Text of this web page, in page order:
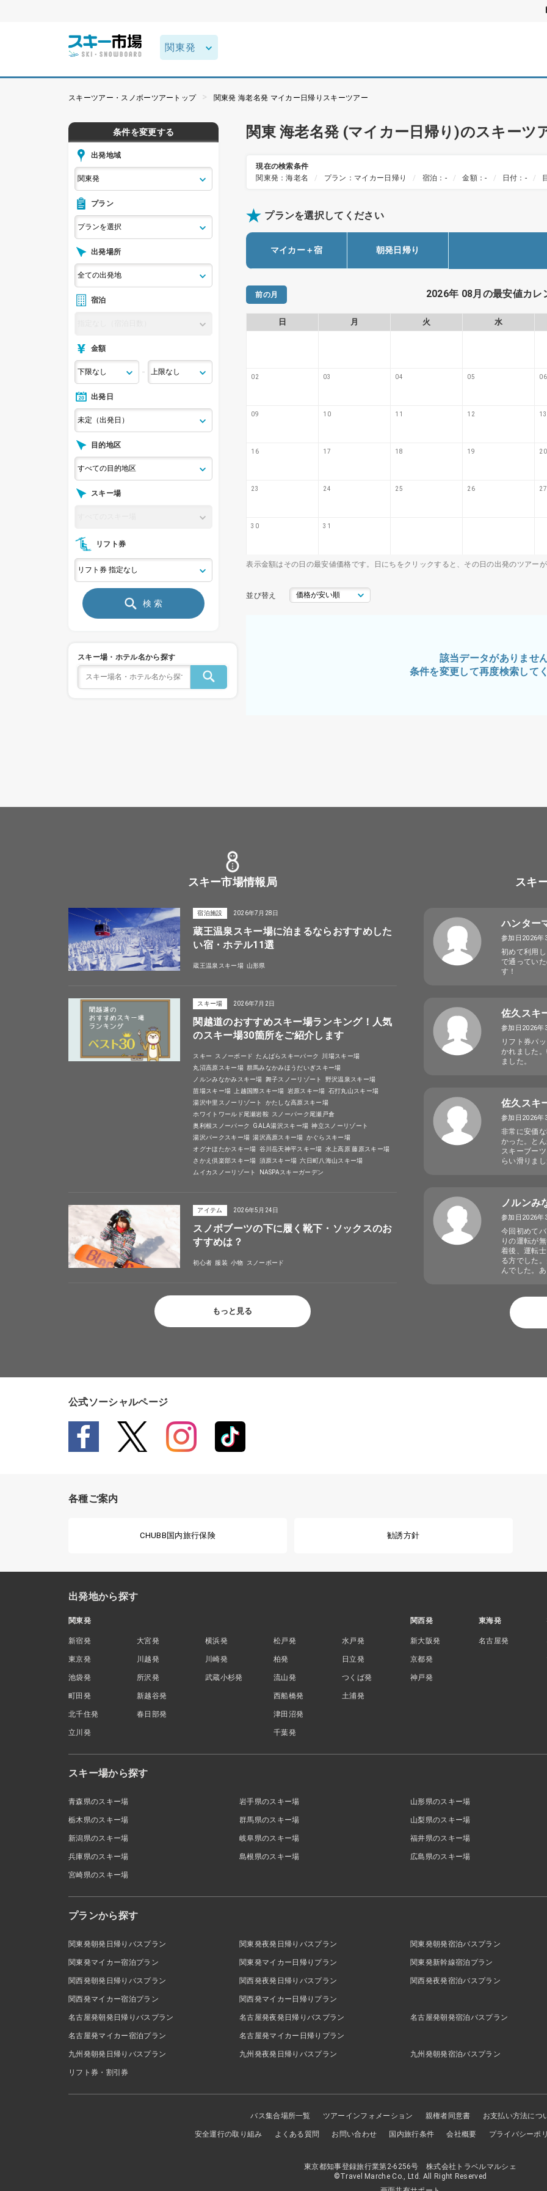
スキーツアー・スノボーツアートップ 関東発 海老名発 マイカー日帰りスキーツアー
条件を変更する
出発地域
プラン
出発場所
宿泊
金額
-
出発日
目的地区
スキー場
リフト券
検 索
スキー場・ホテル名から探す
関東 海老名発 (マイカー日帰り)のスキーツ
現在の検索条件
関東発：海老名
プラン：マイカー日帰り 宿泊：- 金額：- 日付：-
プランを選択してください
マイカー＋宿 朝発日帰り
前の月 2026年 08月の最安値カレ
日 月 火 水
02 03 04 05 06
09 10 11 12 13
16 17 18 19 20
23 24 25 26 27
30 31
表示金額はその日の最安値価格です。日にちをクリックすると、その日の出発のツアーが
並び替え
該当データがありません
条件を変更して再度検索して
スキー市場情報局
宿泊施設 2026年7月28日
蔵王温泉スキー場に泊まるならおすすめした
い宿・ホテル11選
蔵王温泉スキー場 山形県
スキー場 2026年7月2日
関越道のおすすめスキー場ランキング！人気
のスキー場30箇所をご紹介します
スキー スノーボード たんばらスキーパーク
川場スキー場
丸沼高原スキー場 群馬みなかみほうだいぎスキー場
ノルンみなかみスキー場 舞子スノーリゾート
野沢温泉スキー場
苗場スキー場
上越国際スキー場 岩原スキー場 石打丸山スキー場
湯沢中里スノーリゾート
かたしな高原スキー場
ホワイトワールド尾瀬岩鞍 スノーパーク尾瀬戸倉
奥利根スノーパーク
GALA湯沢スキー場 神立スノーリゾート
湯沢パークスキー場 湯沢高原スキー場 かぐらスキー場
オグナほたかスキー場 谷川岳天神平スキー場 水上高原 藤原スキー場
さかえ倶楽部スキー場 須原スキー場 六日町八海山スキー場
ムイカスノーリゾート
NASPAスキーガーデン
アイテム 2026年5月24日
スノボブーツの下に履く靴下・ソックスのお
すすめは？
初心者 服装 小物 スノーボード
もっと見る
スキ
ハンター
参加日2026年
初めて利用
で通ってい
す！
佐久スキ
参加日2026年
リフト券パ
かれました
ました。
佐久スキ
参加日2026年
非常に安価
かった。と
スキーブー
らい滑りま
ノルンみ
参加日2026年
今回初めて
りの運転が
着後、運転
る方でした
んでした。
公式ソーシャルページ
各種ご案内
CHUBB国内旅行保険 勧誘方針
出発地から探す
関東発
新宿発
東京発
池袋発
町田発
北千住発
立川発
大宮発
川越発
所沢発
新越谷発
春日部発
横浜発
川崎発
武蔵小杉発
松戸発
柏発
流山発
西船橋発
津田沼発
千葉発
水戸発
日立発
つくば発
土浦発
関西発
新大阪発
京都発
神戸発
東海発
名古屋発
スキー場から探す
青森県のスキー場 岩手県のスキー場 山形県のスキー場
栃木県のスキー場 群馬県のスキー場 山梨県のスキー場
新潟県のスキー場 岐阜県のスキー場 福井県のスキー場
兵庫県のスキー場 島根県のスキー場 広島県のスキー場
宮崎県のスキー場
プランから探す
関東発朝発日帰りバスプラン 関東発夜発日帰りバスプラン 関東発朝発宿泊バスプラン
関東発マイカー宿泊プラン 関東発マイカー日帰りプラン 関東発新幹線宿泊プラン
関西発朝発日帰りバスプラン 関西発夜発日帰りバスプラン 関西発夜発宿泊バスプラン
関西発マイカー宿泊プラン 関西発マイカー日帰りプラン
名古屋発朝発日帰りバスプラン 名古屋発夜発日帰りバスプラン 名古屋発朝発宿泊バスプラン
名古屋発マイカー宿泊プラン 名古屋発マイカー日帰りプラン
九州発朝発日帰りバスプラン 九州発夜発日帰りバスプラン 九州発朝発宿泊バスプラン
リフト券・割引券
バス集合場所一覧 ツアーインフォメーション 親権者同意書 お支払い方法につ
安全運行の取り組み よくある質問 お問い合わせ 国内旅行条件 会社概要 プライバシーポ
東京都知事登録旅行業第2-6256号 株式会社トラベルマルシェ
©Travel Marche Co., Ltd. All Right Reserved